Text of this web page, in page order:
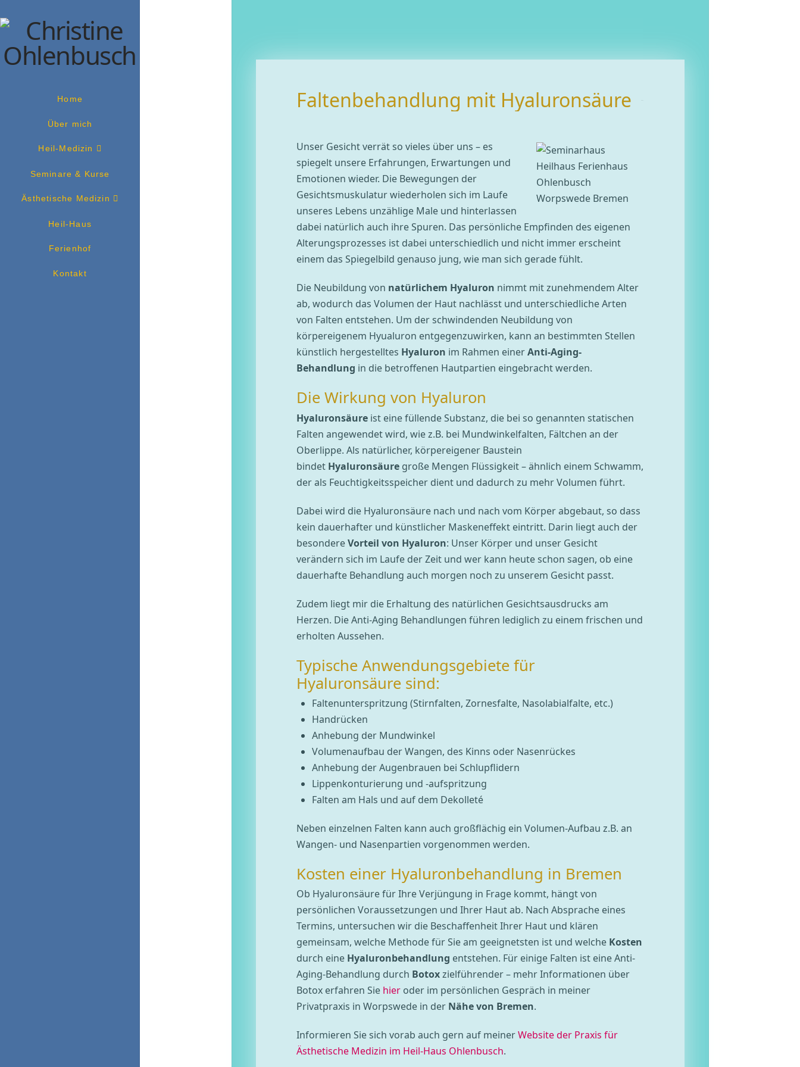
Home
Über mich
Heil-Medizin
Seminare & Kurse
Ästhetische Medizin
Heil-Haus
Ferienhof
Kontakt
Faltenbehandlung mit Hyaluronsäure
Unser Gesicht verrät so vieles über uns – es
spiegelt unsere Erfahrungen, Erwartungen und
Emotionen wieder. Die Bewegungen der
Gesichtsmuskulatur wiederholen sich im Laufe
unseres Lebens unzählige Male und hinterlassen
dabei natürlich auch ihre Spuren. Das persönliche Empfinden des eigenen
Alterungsprozesses ist dabei unterschiedlich und nicht immer erscheint
einem das Spiegelbild genauso jung, wie man sich gerade fühlt.
Die Neubildung von natürlichem Hyaluron nimmt mit zunehmendem Alter
ab, wodurch das Volumen der Haut nachlässt und unterschiedliche Arten
von Falten entstehen. Um der schwindenden Neubildung von
körpereigenem Hyualuron entgegenzuwirken, kann an bestimmten Stellen
künstlich hergestelltes Hyaluron im Rahmen einerAnti-Aging-
Behandlung in die betroffenen Hautpartien eingebracht werden.
Die Wirkung von Hyaluron
Hyaluronsäureist eine füllende Substanz, die bei so genannten statischen
Falten angewendet wird, wie z.B. bei Mundwinkelfalten, Fältchen an der
Oberlippe. Als natürlicher, körpereigener Baustein
bindet Hyaluronsäuregroße Mengen Flüssigkeit – ähnlich einem Schwamm,
der als Feuchtigkeitsspeicher dient und dadurch zu mehr Volumen führt.
Dabei wird die Hyaluronsäure nach und nach vom Körper abgebaut, so dass
kein dauerhafter und künstlicher Maskeneffekt eintritt. Darin liegt auch der
besondereVorteil von Hyaluron: Unser Körper und unser Gesicht
verändern sich im Laufe der Zeit und wer kann heute schon sagen, ob eine
dauerhafte Behandlung auch morgen noch zu unserem Gesicht passt.
Zudem liegt mir die Erhaltung des natürlichen Gesichtsausdrucks am
Herzen. Die Anti-Aging Behandlungen führen lediglich zu einem frischen und
erholten Aussehen.
Typische Anwendungsgebiete für
Hyaluronsäure sind:
Faltenunterspritzung (Stirnfalten, Zornesfalte, Nasolabialfalte, etc.)
Handrücken
Anhebung der Mundwinkel
Volumenaufbau der Wangen, des Kinns oder Nasenrückes
Anhebung der Augenbrauen bei Schlupflidern
Lippenkonturierung und -aufspritzung
Falten am Hals und auf dem Dekolleté
Neben einzelnen Falten kann auch großflächig ein Volumen-Aufbau z.B. an
Wangen- und Nasenpartien vorgenommen werden.
Kosten einer Hyaluronbehandlung in Bremen
Ob Hyaluronsäure für Ihre Verjüngung in Frage kommt, hängt von
persönlichen Voraussetzungen und Ihrer Haut ab. Nach Absprache eines
Termins, untersuchen wir die Beschaffenheit Ihrer Haut und klären
gemeinsam, welche Methode für Sie am geeignetsten ist und welche Kosten
durch eine Hyaluronbehandlung entstehen. Für einige Falten ist eine Anti-
Aging-Behandlung durch Botoxzielführender – mehr Informationen über
Botox erfahren Sie hieroder im persönlichen Gespräch in meiner
Privatpraxis in Worpswede in der Nähe von Bremen.
Informieren Sie sich vorab auch gern auf meinerWebsite der Praxis für
Ästhetische Medizin im Heil-Haus Ohlenbusch.